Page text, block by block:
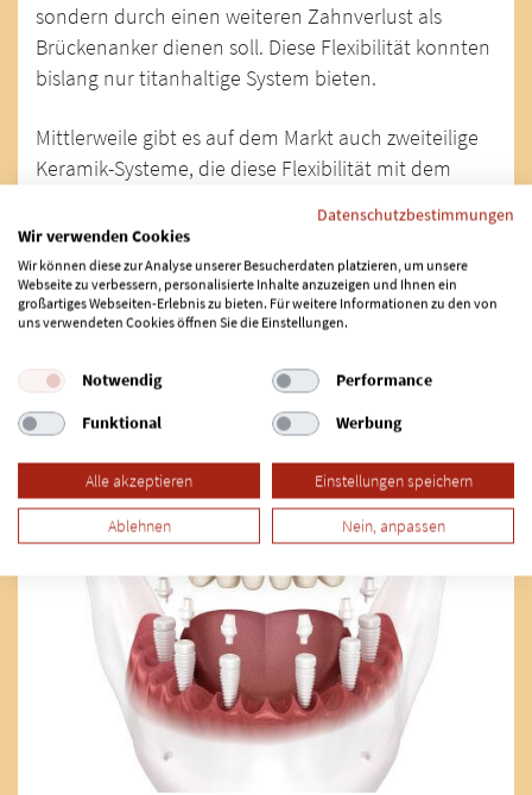
sondern durch einen weiteren Zahnverlust als
Brückenanker dienen soll. Diese Flexibilität konnten
bislang nur titanhaltige System bieten.
Mittlerweile gibt es auf dem Markt auch zweiteilige
Keramik-Systeme, die diese Flexibilität mit dem
ohne die Stabilität zu mindern. Lassen Sie sich
hierzu von Ihrem Zahnarzt beraten.
Vorteile von Keramikimplantaten
Die Versorgung mit Zahnimplantaten aus Keramik
bietet im Vergleich zu herkömmlichen Titan-
Implantaten viele Vorteile.
Datenschutzbestimmungen
Wir verwenden Cookies
Wir können diese zur Analyse unserer Besucherdaten platzieren, um unsere
Webseite zu verbessern, personalisierte Inhalte anzuzeigen und Ihnen ein
großartiges Webseiten-Erlebnis zu bieten. Für weitere Informationen zu den von
uns verwendeten Cookies öffnen Sie die Einstellungen.
Notwendig
Performance
Funktional
Werbung
Alle akzeptieren Einstellungen speichern
Ablehnen Nein, anpassen